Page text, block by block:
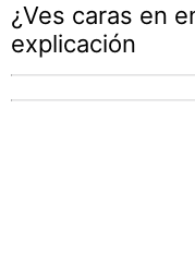
¿Ves caras en
explicación